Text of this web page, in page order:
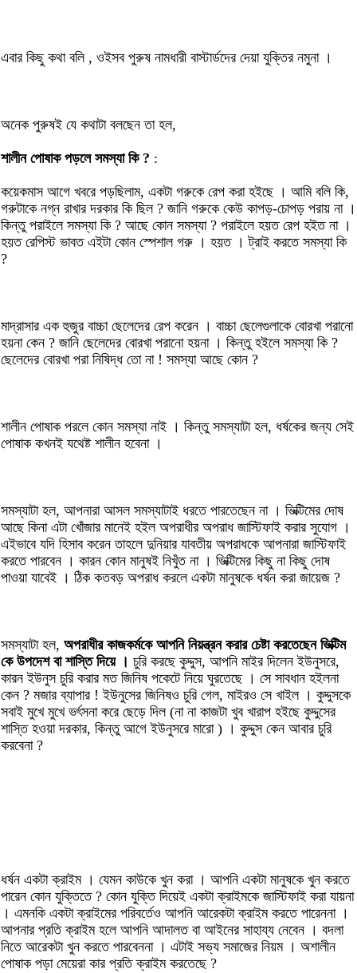
এবার কিছু কথা বলি , ওইসব পুরুষ নামধারী বাস্টার্ডদের দেয়া যুক্তির নমুনা ।
অনেক পুরুষই যে কথাটা বলছেন তা হল,
শালীন পোষাক পড়লে সমস্যা কি ? :
কয়েকমাস আগে খবরে পড়ছিলাম, একটা গরুকে রেপ করা হইছে । আমি বলি কি,
গরুটাকে নগ্ন রাখার দরকার কি ছিল ? জানি গরুকে কেউ কাপড়-চোপড় পরায় না ।
কিন্তু পরাইলে সমস্যা কি ? আছে কোন সমস্যা ? পরাইলে হয়ত রেপ হইত না ।
হয়ত রেপিস্ট ভাবত এইটা কোন স্পেশাল গরু । হয়ত । ট্রাই করতে সমস্যা কি
?
মাদ্রাসার এক হুজুর বাচ্চা ছেলেদের রেপ করেন । বাচ্চা ছেলেগুলাকে বোরখা পরানো
হয়না কেন ? জানি ছেলেদের বোরখা পরানো হয়না । কিন্তু হইলে সমস্যা কি ?
ছেলেদের বোরখা পরা নিষিদ্ধ তো না ! সমস্যা আছে কোন ?
শালীন পোষাক পরলে কোন সমস্যা নাই । কিন্তু সমস্যাটা হল, ধর্ষকের জন্য সেই
পোষাক কখনই যথেষ্ট শালীন হবেনা ।
সমস্যাটা হল, আপনারা আসল সমস্যাটাই ধরতে পারতেছেন না । ভিক্টিমের দোষ
আছে কিনা এটা খোঁজার মানেই হইল অপরাধীর অপরাধ জাস্টিফাই করার সুযোগ ।
এইভাবে যদি হিসাব করেন তাহলে দুনিয়ার যাবতীয় অপরাধকে আপনারা জাস্টিফাই
করতে পারবেন । কারন কোন মানুষই নিখুঁত না । ভিক্টিমের কিছু না কিছু দোষ
পাওয়া যাবেই । ঠিক কতবড় অপরাধ করলে একটা মানুষকে ধর্ষন করা জায়েজ ?
সমস্যাটা হল, অপরাধীর কাজকর্মকে আপনি নিয়ন্ত্রন করার চেষ্টা করতেছেন ভিক্টিম
কে উপদেশ বা শাস্তি দিয়ে । চুরি করছে কুদ্দুস, আপনি মাইর দিলেন ইউনুসরে,
কারন ইউনুস চুরি করার মত জিনিষ পকেটে নিয়ে ঘুরতেছে । সে সাবধান হইলনা
কেন ? মজার ব্যাপার ! ইউনুসের জিনিষও চুরি গেল, মাইরও সে খাইল । কুদ্দুসকে
সবাই মুখে মুখে ভর্ৎসনা করে ছেড়ে দিল (না না কাজটা খুব খারাপ হইছে কুদ্দুসের
শাস্তি হওয়া দরকার, কিন্তু আগে ইউনুসরে মারো ) । কুদ্দুস কেন আবার চুরি
করবেনা ?
ধর্ষন একটা ক্রাইম । যেমন কাউকে খুন করা । আপনি একটা মানুষকে খুন করতে
পারেন কোন যুক্তিতে ? কোন যুক্তি দিয়েই একটা ক্রাইমকে জাস্টিফাই করা যায়না
। এমনকি একটা ক্রাইমের পরিবর্তেও আপনি আরেকটা ক্রাইম করতে পারেননা ।
আপনার প্রতি ক্রাইম হলে আপনি আদালত বা আইনের সাহায্য নেবেন । বদলা
নিতে আরেকটা খুন করতে পারবেননা । এটাই সভ্য সমাজের নিয়ম । অশালীন
পোষাক পড়া মেয়েরা কার প্রতি ক্রাইম করতেছে ?